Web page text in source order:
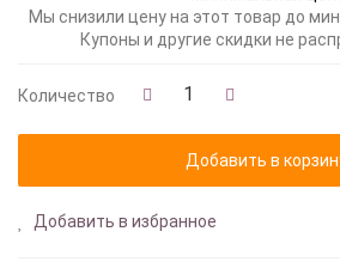
Мы снизили цену на этот товар до
Купоны и другие скидки не
Количество
Добавить в избранное